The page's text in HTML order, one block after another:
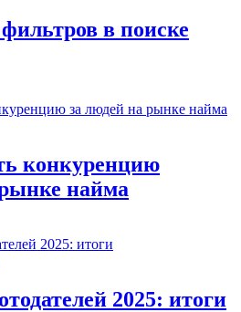
в поиске
конкуренцию
найма
2025: итоги